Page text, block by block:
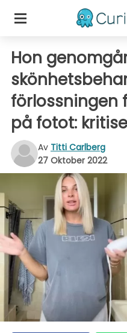
Hon
förlossningen
på fotot:
Av Titti Carlberg
27 Oktober 2022